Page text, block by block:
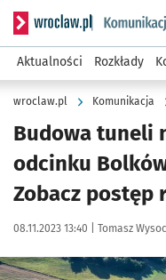
Serwis informacyjny
Aktualności Rozkłady
wroclaw.pl Komunikacja
Budowa tuneli
odcinku
Zobacz postęp
Data publikacji:
08.11.2023 13:40 | Autor:
Tomasz
Kliknij, aby zobaczyć